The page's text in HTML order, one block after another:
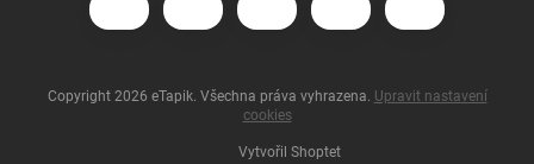
Vytvořil Shoptet
Copyright 2026 eTapik. Všechna práva vyhrazena. Upravit nastavení
cookies